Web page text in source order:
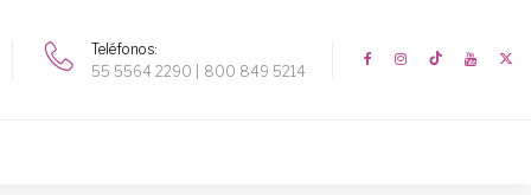
Teléfonos
55 5564 2290
800 849 5214